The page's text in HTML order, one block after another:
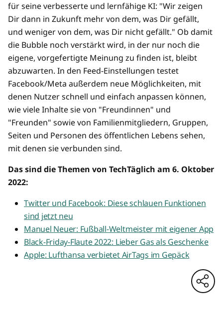
für seine verbesserte und lernfähige KI: "Wir zeigen
Dir dann in Zukunft mehr von dem, was Dir gefällt,
und weniger von dem, was Dir nicht gefällt." Ob damit
die Bubble noch verstärkt wird, in der nur noch die
eigene, vorgefertigte Meinung zu finden ist, bleibt
abzuwarten. In den Feed-Einstellungen testet
Facebook/Meta außerdem neue Möglichkeiten, mit
denen Nutzer schnell und einfach anpassen können,
wie viele Inhalte sie von "Freundinnen" und
"Freunden" sowie von Familienmitgliedern, Gruppen,
Seiten und Personen des öffentlichen Lebens sehen,
mit denen sie verbunden sind.
Das sind die Themen von TechTäglich am 6. Oktober
2022:
Twitter und Facebook: Diese schlauen Funktionen
sind jetzt neu
Manuel Neuer: Fußball-Weltmeister mit eigener App
Black-Friday-Flaute 2022: Lieber Gas als Geschenke
Apple: Lufthansa verbietet AirTags im Gepäck